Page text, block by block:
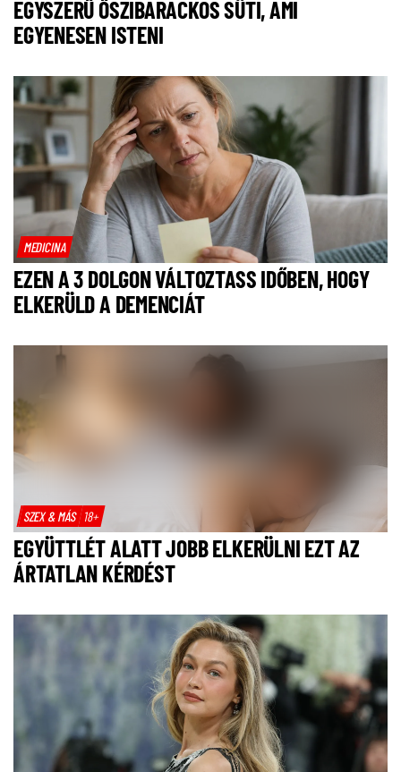
EGYSZERŰ ŐSZIBARACKOS SÜTI, AMI
EGYENESEN ISTENI
MEDICINA
EZEN A 3 DOLGON VÁLTOZTASS IDŐBEN, HOGY
ELKERÜLD A DEMENCIÁT
SZEX & MÁS 18+
EGYÜTTLÉT ALATT JOBB ELKERÜLNI EZT AZ
ÁRTATLAN KÉRDÉST